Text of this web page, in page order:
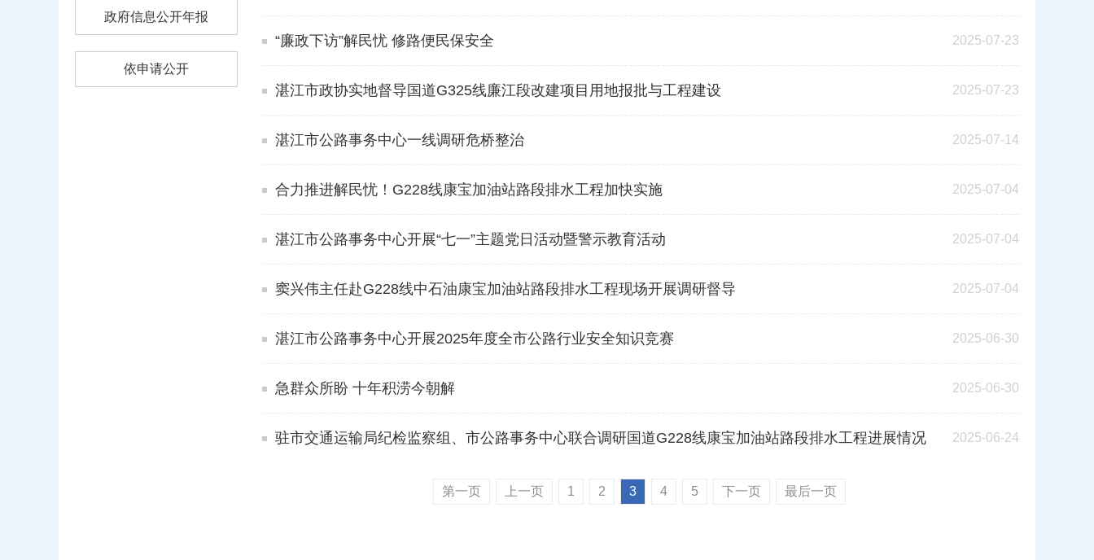
政府信息公开年报
依申请公开
“廉政下访”解民忧 修路便民保安全 2025-07-23
湛江市政协实地督导国道G325线廉江段改建项目用地报批与工程建设 2025-07-23
湛江市公路事务中心一线调研危桥整治 2025-07-14
合力推进解民忧！G228线康宝加油站路段排水工程加快实施 2025-07-04
湛江市公路事务中心开展“七一”主题党日活动暨警示教育活动 2025-07-04
窦兴伟主任赴G228线中石油康宝加油站路段排水工程现场开展调研督导 2025-07-04
湛江市公路事务中心开展2025年度全市公路行业安全知识竞赛 2025-06-30
急群众所盼 十年积涝今朝解 2025-06-30
驻市交通运输局纪检监察组、市公路事务中心联合调研国道G228线康宝加油站路段排水工程进展情况 2025-06-24
第一页 上一页 1 2 3 4 5 下一页 最后一页